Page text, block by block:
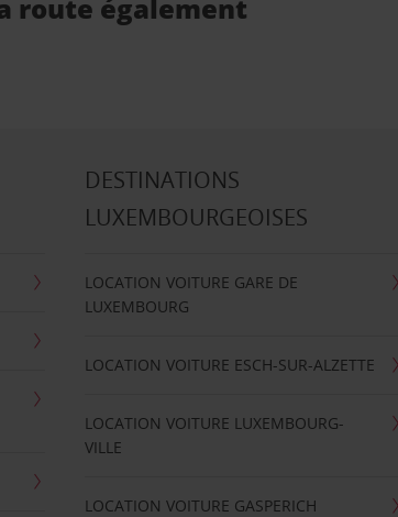
route également
DESTINATIONS
LUXEMBOURGEOISES
LOCATION VOITURE GARE DE
LUXEMBOURG
LOCATION VOITURE ESCH-SUR-ALZETTE
LOCATION VOITURE LUXEMBOURG-
VILLE
LOCATION VOITURE GASPERICH